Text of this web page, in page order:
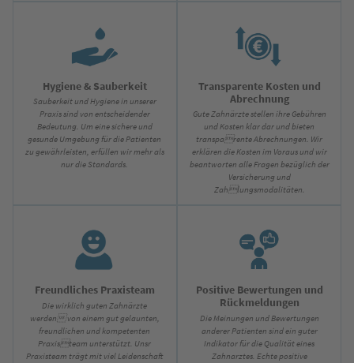
Hygiene & Sauberkeit
Sauberkeit und Hygiene in unserer
Praxis sind von entscheidender
Bedeutung. Um eine sichere und
gesunde Umgebung für die Patienten
zu gewährleisten, erfüllen wir mehr als
nur die Standards.
Transparente Kosten und
Abrechnung
Gute Zahnärzte stellen ihre Gebühren
und Kosten klar dar und bieten
transparente Abrechnungen. Wir
erklären die Kosten im Voraus und wir
beantworten alle Fragen bezüglich der
Versicherung und
Zahlungsmodalitäten.
Freundliches Praxisteam
Die wirklich guten Zahnärzte
werden von einem gut gelaunten,
freundlichen und kompetenten
Praxisteam unterstützt. Unsr
Praxisteam trägt mit viel Leidenschaft
Positive Bewertungen und
Rückmeldungen
Die Meinungen und Bewertungen
anderer Patienten sind ein guter
Indikator für die Qualität eines
Zahnarztes. Echte positive